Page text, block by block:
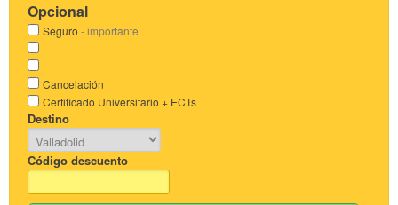
Opcional
Seguro - importante
Cancelación
Certificado Universitario + ECTs
Destino
Código descuento